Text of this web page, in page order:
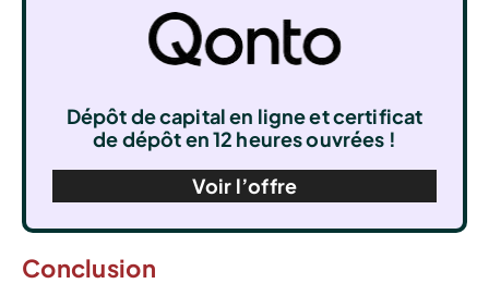
Dépôt de capital en ligne et certificat
de dépôt en 12 heures ouvrées !
Voir l’offre
Conclusion